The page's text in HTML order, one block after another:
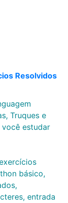
Resolvidos
Truques e
estudar
básico,
entrada